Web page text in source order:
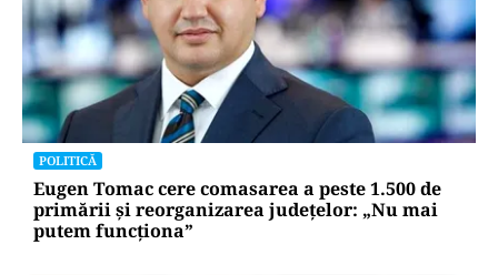
POLITICĂ
Eugen Tomac cere comasarea a peste 1.500 de
primării și reorganizarea județelor: „Nu mai
putem funcționa”